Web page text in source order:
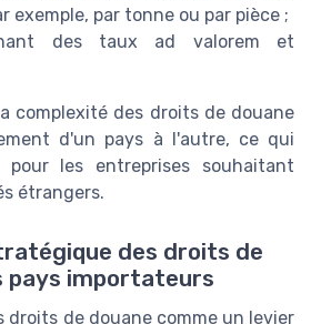
exemple, par tonne ou par pièce ;
des taux ad valorem et
complexité des droits de douane
d'un pays à l'autre, ce qui
les entreprises souhaitant
étrangers.
des droits de
pays importateurs
droits de douane comme un levier